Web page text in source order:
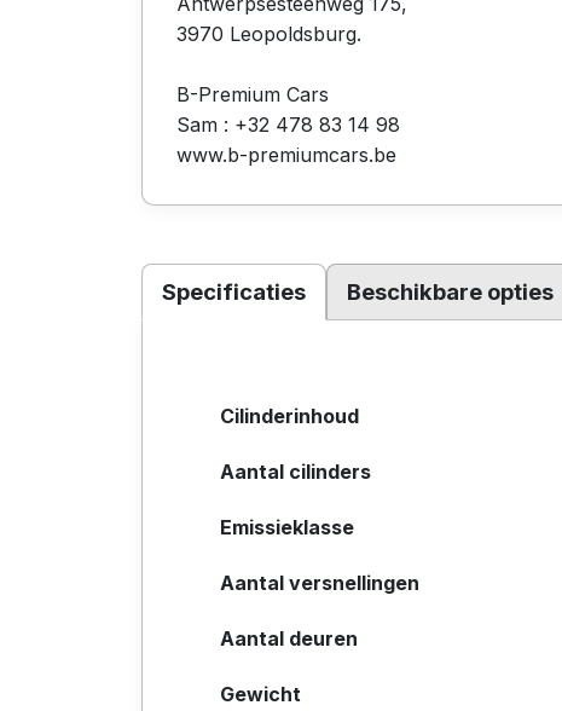
3970 Leopoldsburg.
B-Premium Cars
Sam : +32 478 83 14 98
www.b-premiumcars.be
Specificaties Beschikbare opties
Cilinderinhoud
Aantal cilinders
Emissieklasse
Aantal versnellingen
Aantal deuren
Gewicht